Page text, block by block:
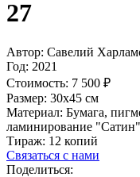
27
Автор: Савелий
Год: 2021
Стоимость: 7 500 ₽
Размер: 30х45 см
Материал: Бумага,
ламинирование "Сатин"
Тираж: 12 копий
Связаться с нами
Поделиться: